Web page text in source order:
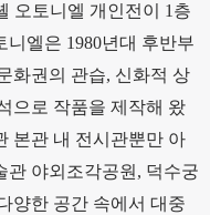
오토니엘 개인전이 1층
엘은 1980년대 후반부
화권의 관습, 신화적 상
으로 작품을 제작해 왔
본관 내 전시관뿐만 아
관 야외조각공원, 덕수궁
양한 공간 속에서 대중